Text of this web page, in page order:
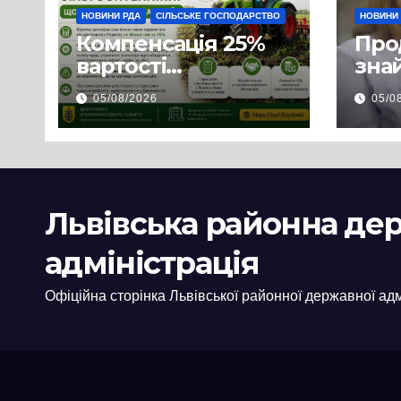
НОВИНИ РДА СІЛЬСЬКЕ ГОСПОДАРСТВО
Компенсація 25%
вартості
української
сільгосптехніки:
що змінилося для
05/08/2026
НОВИНИ
05/
Львівська районна
адміністрація
Офіційна сторінка Львівської районної державної